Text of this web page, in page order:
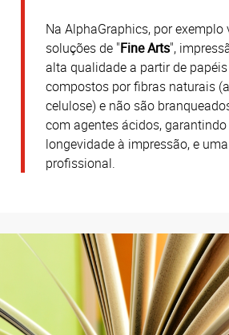
Na AlphaGraphics, por exemplo
soluções de "Fine Arts",
alta qualidade a partir de
compostos por fibras naturais
celulose) e não são
com agentes ácidos,
longevidade à impressão, e
profissional.